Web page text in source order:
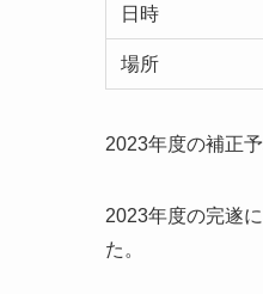
日時
場所
2023年度の補正
2023年度の完遂
た。